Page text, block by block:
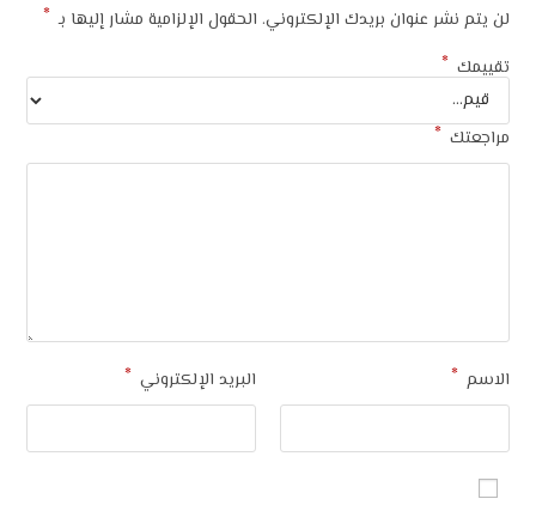
لن يتم نشر عنوان بريدك الإلكتروني. الحقول الإلزامية مشار إليها بـ *
تقييمك *
مراجعتك *
الاسم * البريد الإلكتروني *